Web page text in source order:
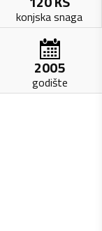
konjska snaga
2005
godište